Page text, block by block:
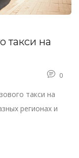
такси на
0
такси на
регионах и